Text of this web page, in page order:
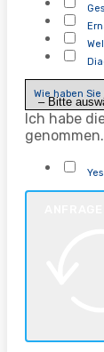
Wie haben
Ich habe
Yes